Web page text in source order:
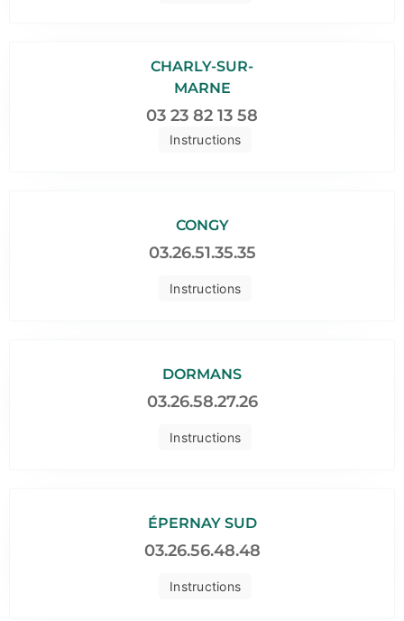
Instructions
CHARLY-SUR-
MARNE
03 23 82 13 58
Instructions
CONGY
03.26.51.35.35
Instructions
DORMANS
03.26.58.27.26
Instructions
ÉPERNAY SUD
03.26.56.48.48